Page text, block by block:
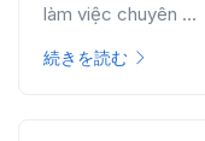
làm việc chuyên ...
続きを読む